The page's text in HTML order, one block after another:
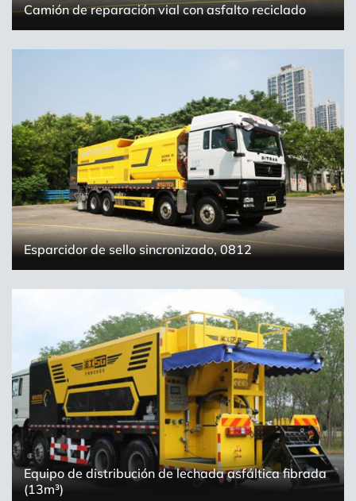
Camión de reparación vial con asfalto reciclado
Esparcidor de sello sincronizado, 0812
Equipo de distribución de lechada asfáltica fibrada
(13m³)